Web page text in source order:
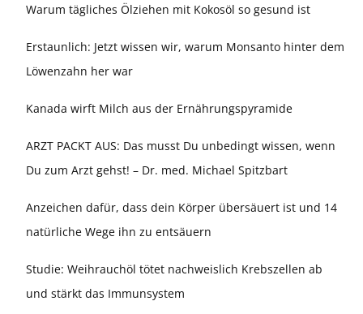
Warum tägliches Ölziehen mit Kokosöl so gesund ist
Erstaunlich: Jetzt wissen wir, warum Monsanto hinter dem
Löwenzahn her war
Kanada wirft Milch aus der Ernährungspyramide
ARZT PACKT AUS: Das musst Du unbedingt wissen, wenn
Du zum Arzt gehst! – Dr. med. Michael Spitzbart
Anzeichen dafür, dass dein Körper übersäuert ist und 14
natürliche Wege ihn zu entsäuern
Studie: Weihrauchöl tötet nachweislich Krebszellen ab
und stärkt das Immunsystem